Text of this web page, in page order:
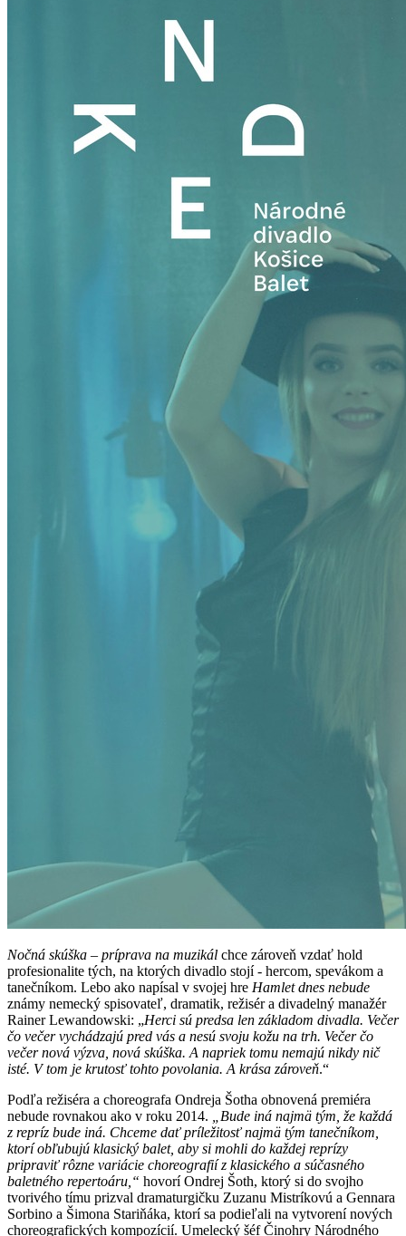
Nočná skúška – príprava na muzikál chce zároveň vzdať hold
profesionalite tých, na ktorých divadlo stojí - hercom, spevákom a
tanečníkom. Lebo ako napísal v svojej hre Hamlet dnes nebude
známy nemecký spisovateľ, dramatik, režisér a divadelný manažér
Rainer Lewandowski: „Herci sú predsa len základom divadla. Večer
čo večer vychádzajú pred vás a nesú svoju kožu na trh. Večer čo
večer nová výzva, nová skúška. A napriek tomu nemajú nikdy nič
isté. V tom je krutosť tohto povolania. A krása zároveň.“
Podľa režiséra a choreografa Ondreja Šotha obnovená premiéra
nebude rovnakou ako v roku 2014.
„Bude iná najmä tým, že každá
z repríz bude iná. Chceme dať príležitosť najmä tým tanečníkom,
ktorí obľubujú klasický balet, aby si mohli do každej reprízy
pripraviť rôzne variácie choreografií z klasického a súčasného
baletného repertoáru,“ hovorí Ondrej Šoth, ktorý si do svojho
tvorivého tímu prizval dramaturgičku Zuzanu Mistríkovú a Gennara
Sorbino a Šimona Stariňáka, ktorí sa podieľali na vytvorení nových
choreografických kompozícií. Umelecký šéf Činohry Národného